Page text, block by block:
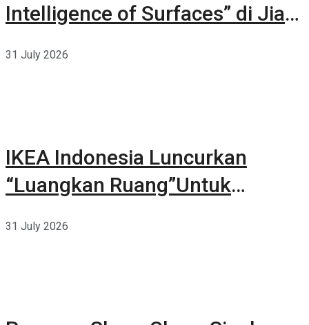
Intelligence of Surfaces” di Jia
31 July 2026
IKEA Indonesia Luncurkan
“Luangkan Ruang”Untuk
31 July 2026